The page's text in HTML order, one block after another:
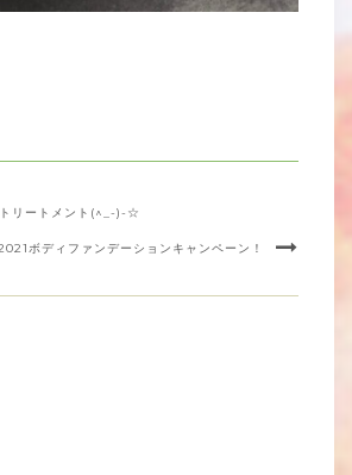
リートメント(^_-)-☆
ボディファンデーションキャンペーン！